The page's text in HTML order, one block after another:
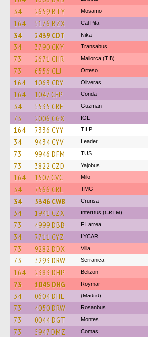
34 2659 BTY Mosamo
164 5176 BZX Cal Pita
34 2439 CDT Nika
34 3790 CKY Transabus
73 2671 CHR Mallorca (TIB)
73 6556 CLJ Orteso
164 1063 CDY Oliveras
164 1047 CFP Conda
34 5535 CRF Guzman
73 2006 CGX IGL
164 7336 CYY TILP
34 9434 CYV Leader
73 9946 DFM TUS
73 3822 CZD Yajobus
164 1507 CVC Milo
34 7566 CRL TMG
34 5346 CWB Crurisa
34 1941 CZX InterBus (CRTM)
73 4999 DBB F.Larrea
34 7711 CYZ LYCAR
73 9282 DDX Villa
73 3293 DRW Serranica
164 2383 DHP Belizon
73 1045 DHG Roymar
34 0604 DHL (Madrid)
73 4050 DRW Rosanbus
73 0044 DGT Montes
73 5947 DMZ Comas